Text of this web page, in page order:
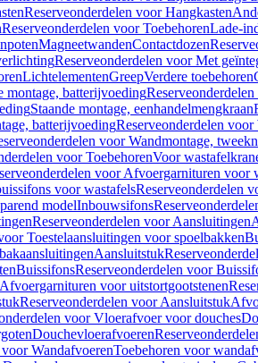
Reserveonderdelen voor Hangkasten
Reserveonderdelen voor ToebehorenLade-
MagneetwandenContactdozen
Reserveonderdelen voor Met
LichtelementenGreepVerdere toebehoren
montage, batterijvoeding
Staande montage, eenhandelmengkraan
batterijvoedingReserveonderdelen
voor Wandmontage,
voor ToebehorenVoor
voor Afvoergarnituren voor
voor wastafelsReserveonderdelen
modelInbouwsifons
Reserveonderdelen voor Aansluitingen
Toestelaansluitingen voor spoelbakken
Aansluitstuk
BuissifonsReserveonderdelen voor
Afvoergarnituren voor uitstortgootstenen
Reserveonderdelen voor Aansluitstuk
voor Vloerafvoer voor douches
Douchevloerafvoeren
WandafvoerenToebehoren voor